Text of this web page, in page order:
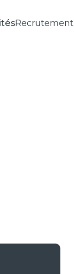
Recrutement